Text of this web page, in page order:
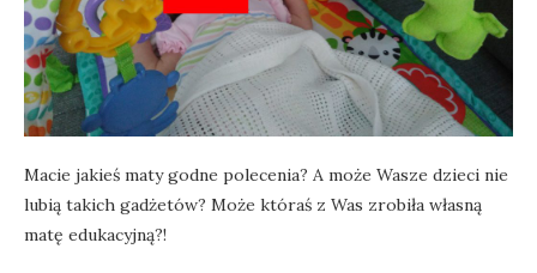
Macie jakieś maty godne polecenia? A może Wasze dzieci nie
lubią takich gadżetów? Może któraś z Was zrobiła własną
matę edukacyjną?!